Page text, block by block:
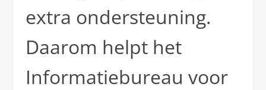
extra ondersteuning.
Daarom helpt het
Informatiebureau voor